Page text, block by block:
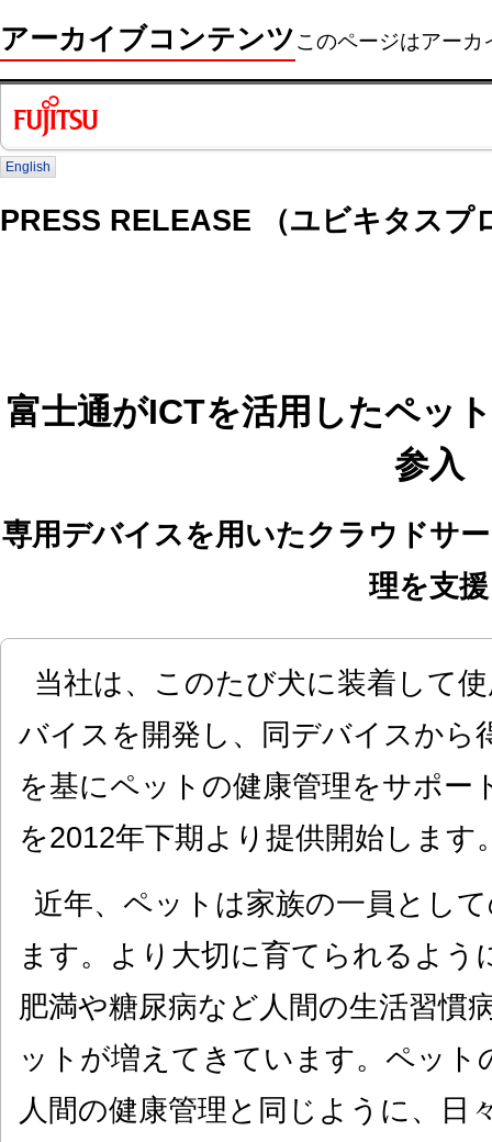
アーカイブコンテンツこのページはアー
English
PRESS RELEASE （ユビキタスプ
富士通がICTを活用したペッ
参入
専用デバイスを用いたクラウドサ
理を支援
当社は、このたび犬に装着して
バイスを開発し、同デバイスから
を基にペットの健康管理をサポー
を2012年下期より提供開始します
近年、ペットは家族の一員とし
ます。より大切に育てられるよう
肥満や糖尿病など人間の生活習慣
ットが増えてきています。ペット
人間の健康管理と同じように、日